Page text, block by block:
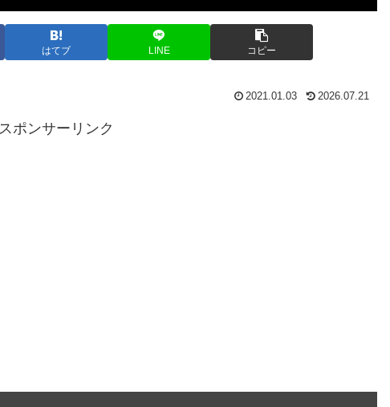
はてブ LINE コピー
2021.01.03 2026.07.21
スポンサーリンク